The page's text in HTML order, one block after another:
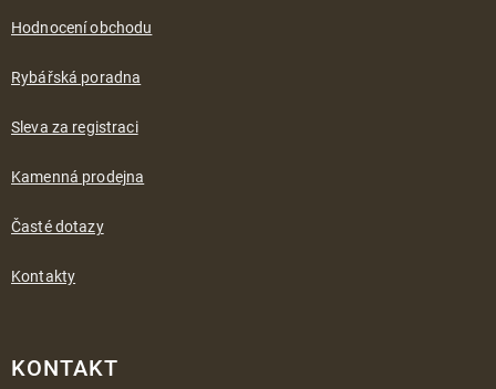
Hodnocení obchodu
Rybářská poradna
Sleva za registraci
Kamenná prodejna
Časté dotazy
Kontakty
KONTAKT